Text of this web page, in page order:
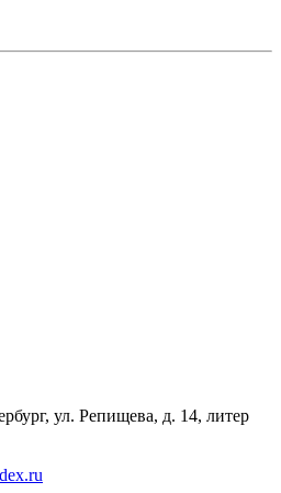
ул. Репищева, д. 14, литер